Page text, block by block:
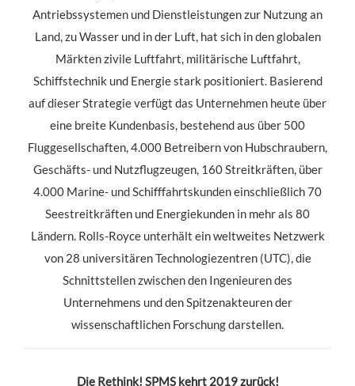
Antriebssystemen und Dienstleistungen zur Nutzung an
Land, zu Wasser und in der Luft, hat sich in den globalen
Märkten zivile Luftfahrt, militärische Luftfahrt,
Schiffstechnik und Energie stark positioniert. Basierend
auf dieser Strategie verfügt das Unternehmen heute über
eine breite Kundenbasis, bestehend aus über 500
Fluggesellschaften, 4.000 Betreibern von Hubschraubern,
Geschäfts- und Nutzflugzeugen, 160 Streitkräften, über
4.000 Marine- und Schifffahrtskunden einschließlich 70
Seestreitkräften und Energiekunden in mehr als 80
Ländern. Rolls-Royce unterhält ein weltweites Netzwerk
von 28 universitären Technologiezentren (UTC), die
Schnittstellen zwischen den Ingenieuren des
Unternehmens und den Spitzenakteuren der
wissenschaftlichen Forschung darstellen.
Die Rethink! SPMS kehrt 2019 zurück!